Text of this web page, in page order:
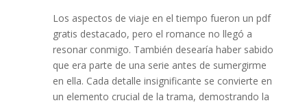
Los aspectos de viaje en el tiempo fueron un pdf
gratis destacado, pero el romance no llegó a
resonar conmigo. También desearía haber sabido
que era parte de una serie antes de sumergirme
en ella. Cada detalle insignificante se convierte en
un elemento crucial de la trama, demostrando la